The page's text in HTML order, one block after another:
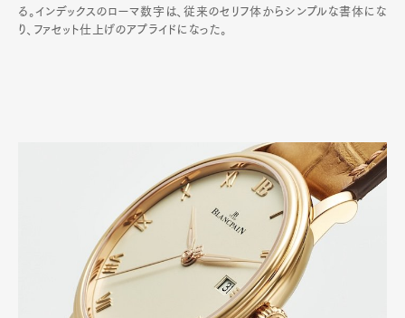
る。インデックスのローマ数字は、従来のセリフ体からシンプルな書体にな
り、ファセット仕上げのアプライドになった。